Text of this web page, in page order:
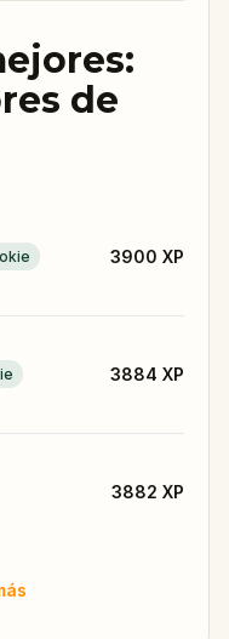
de
3900 XP
3884 XP
3882 XP